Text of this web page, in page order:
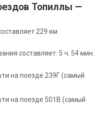
Топиллы —
229 км.
составляет: 5 ч. 54 мин.
на поезде 239Г (самый
на поезде 501В (самый